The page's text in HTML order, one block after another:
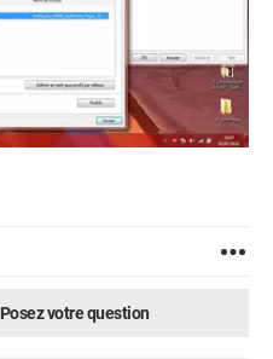
Posez votre question